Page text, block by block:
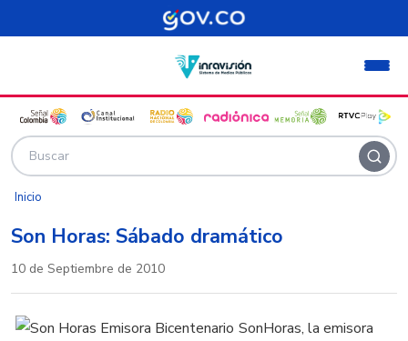
Pasar al contenido principal
Inicio
Son Horas: Sábado dramático
10 de Septiembre de 2010
SonHoras, la emisora